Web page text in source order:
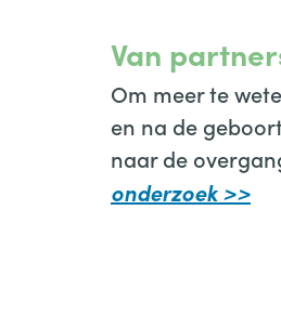
Van
Om meer te
en na de
naar de
onderzoek >>